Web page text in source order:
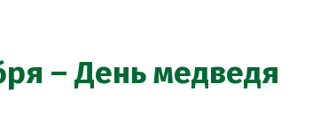
– День медведя